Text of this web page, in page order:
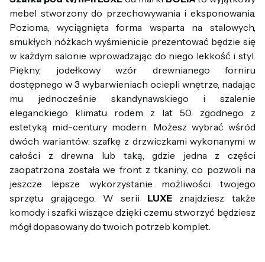
mebel stworzony do przechowywania i eksponowania.
Pozioma, wyciągnięta forma wsparta na stalowych,
smukłych nóżkach wyśmienicie prezentować będzie się
w każdym salonie wprowadzając do niego lekkość i styl.
Piękny, jodełkowy wzór drewnianego forniru
dostępnego w 3 wybarwieniach ociepli wnętrze, nadając
mu jednocześnie skandynawskiego i szalenie
eleganckiego klimatu rodem z lat 50. zgodnego z
estetyką mid-century modern. Możesz wybrać wśród
dwóch wariantów: szafkę z drzwiczkami wykonanymi w
całości z drewna lub taką, gdzie jedna z części
zaopatrzona została we front z tkaniny, co pozwoli na
jeszcze lepsze wykorzystanie możliwości twojego
sprzętu grającego. W serii LUXEznajdziesz także
komody i szafki wiszące dzięki czemu stworzyć będziesz
mógł dopasowany do twoich potrzeb komplet.